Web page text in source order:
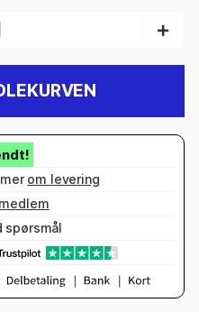
om levering
medlem
spørsmål